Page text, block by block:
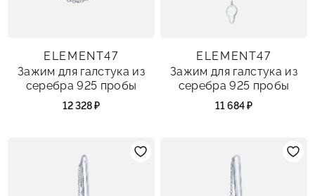
ELEMENT47
Зажим для галстука из
серебра 925 пробы
12 328 ₽
ELEMENT47
Зажим для галстука из
серебра 925 пробы
11 684 ₽